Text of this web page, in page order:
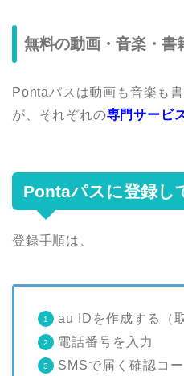
無料の動画・音楽・書
Pontaパスは動画も音楽も
が、それぞれの専門サービ
Pontaパスに登録し
登録手順は、
au IDを作成する（
電話番号を入力
SMSで届く確認コ